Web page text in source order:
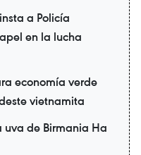
a Policía
en la lucha
economía verde
vietnamita
uva de Birmania Ha